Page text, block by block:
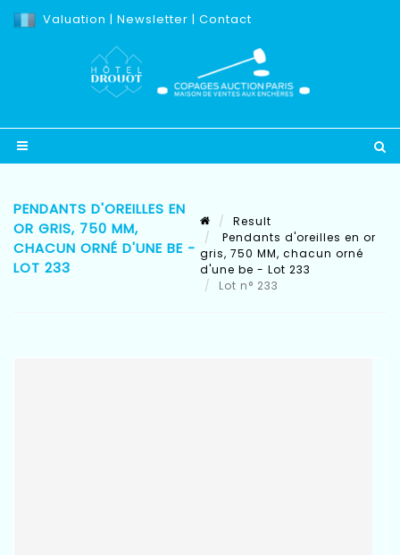
Valuation | Newsletter | Contact
PENDANTS D'OREILLES EN
OR GRIS, 750 MM,
CHACUN ORNÉ D'UNE BE -
LOT 233
Result
Pendants d'oreilles en or
gris, 750 MM, chacun orné
d'une be - Lot 233
Lot n° 233